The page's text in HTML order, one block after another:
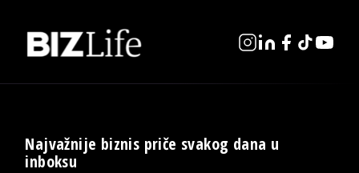
Najvažnije biznis priče svakog dana u
inboksu